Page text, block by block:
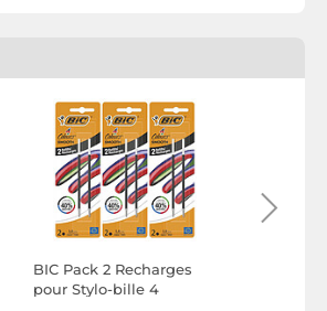
BIC Pack 2 Recharges
pour Stylo-bille 4